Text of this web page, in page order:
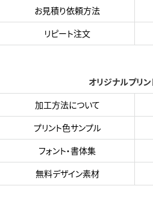
お見積り依頼方法
リピート注文
オリジナルプリ
加工方法について
プリント色サンプル
フォント・書体集
無料デザイン素材